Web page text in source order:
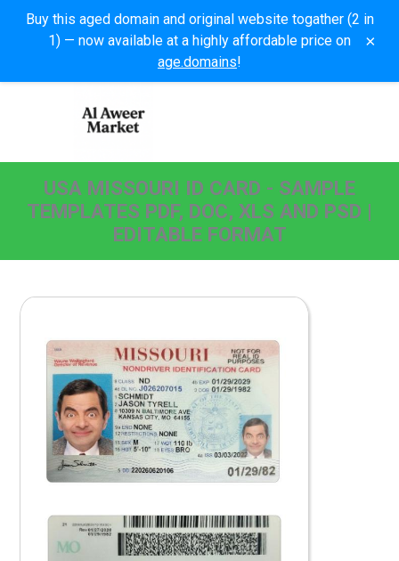
Buy this aged domain and original website togather (2 in
1) — now available at a highly affordable price on
age.domains!
×
USA MISSOURI ID CARD - SAMPLE
TEMPLATES PDF, DOC, XLS AND PSD |
EDITABLE FORMAT